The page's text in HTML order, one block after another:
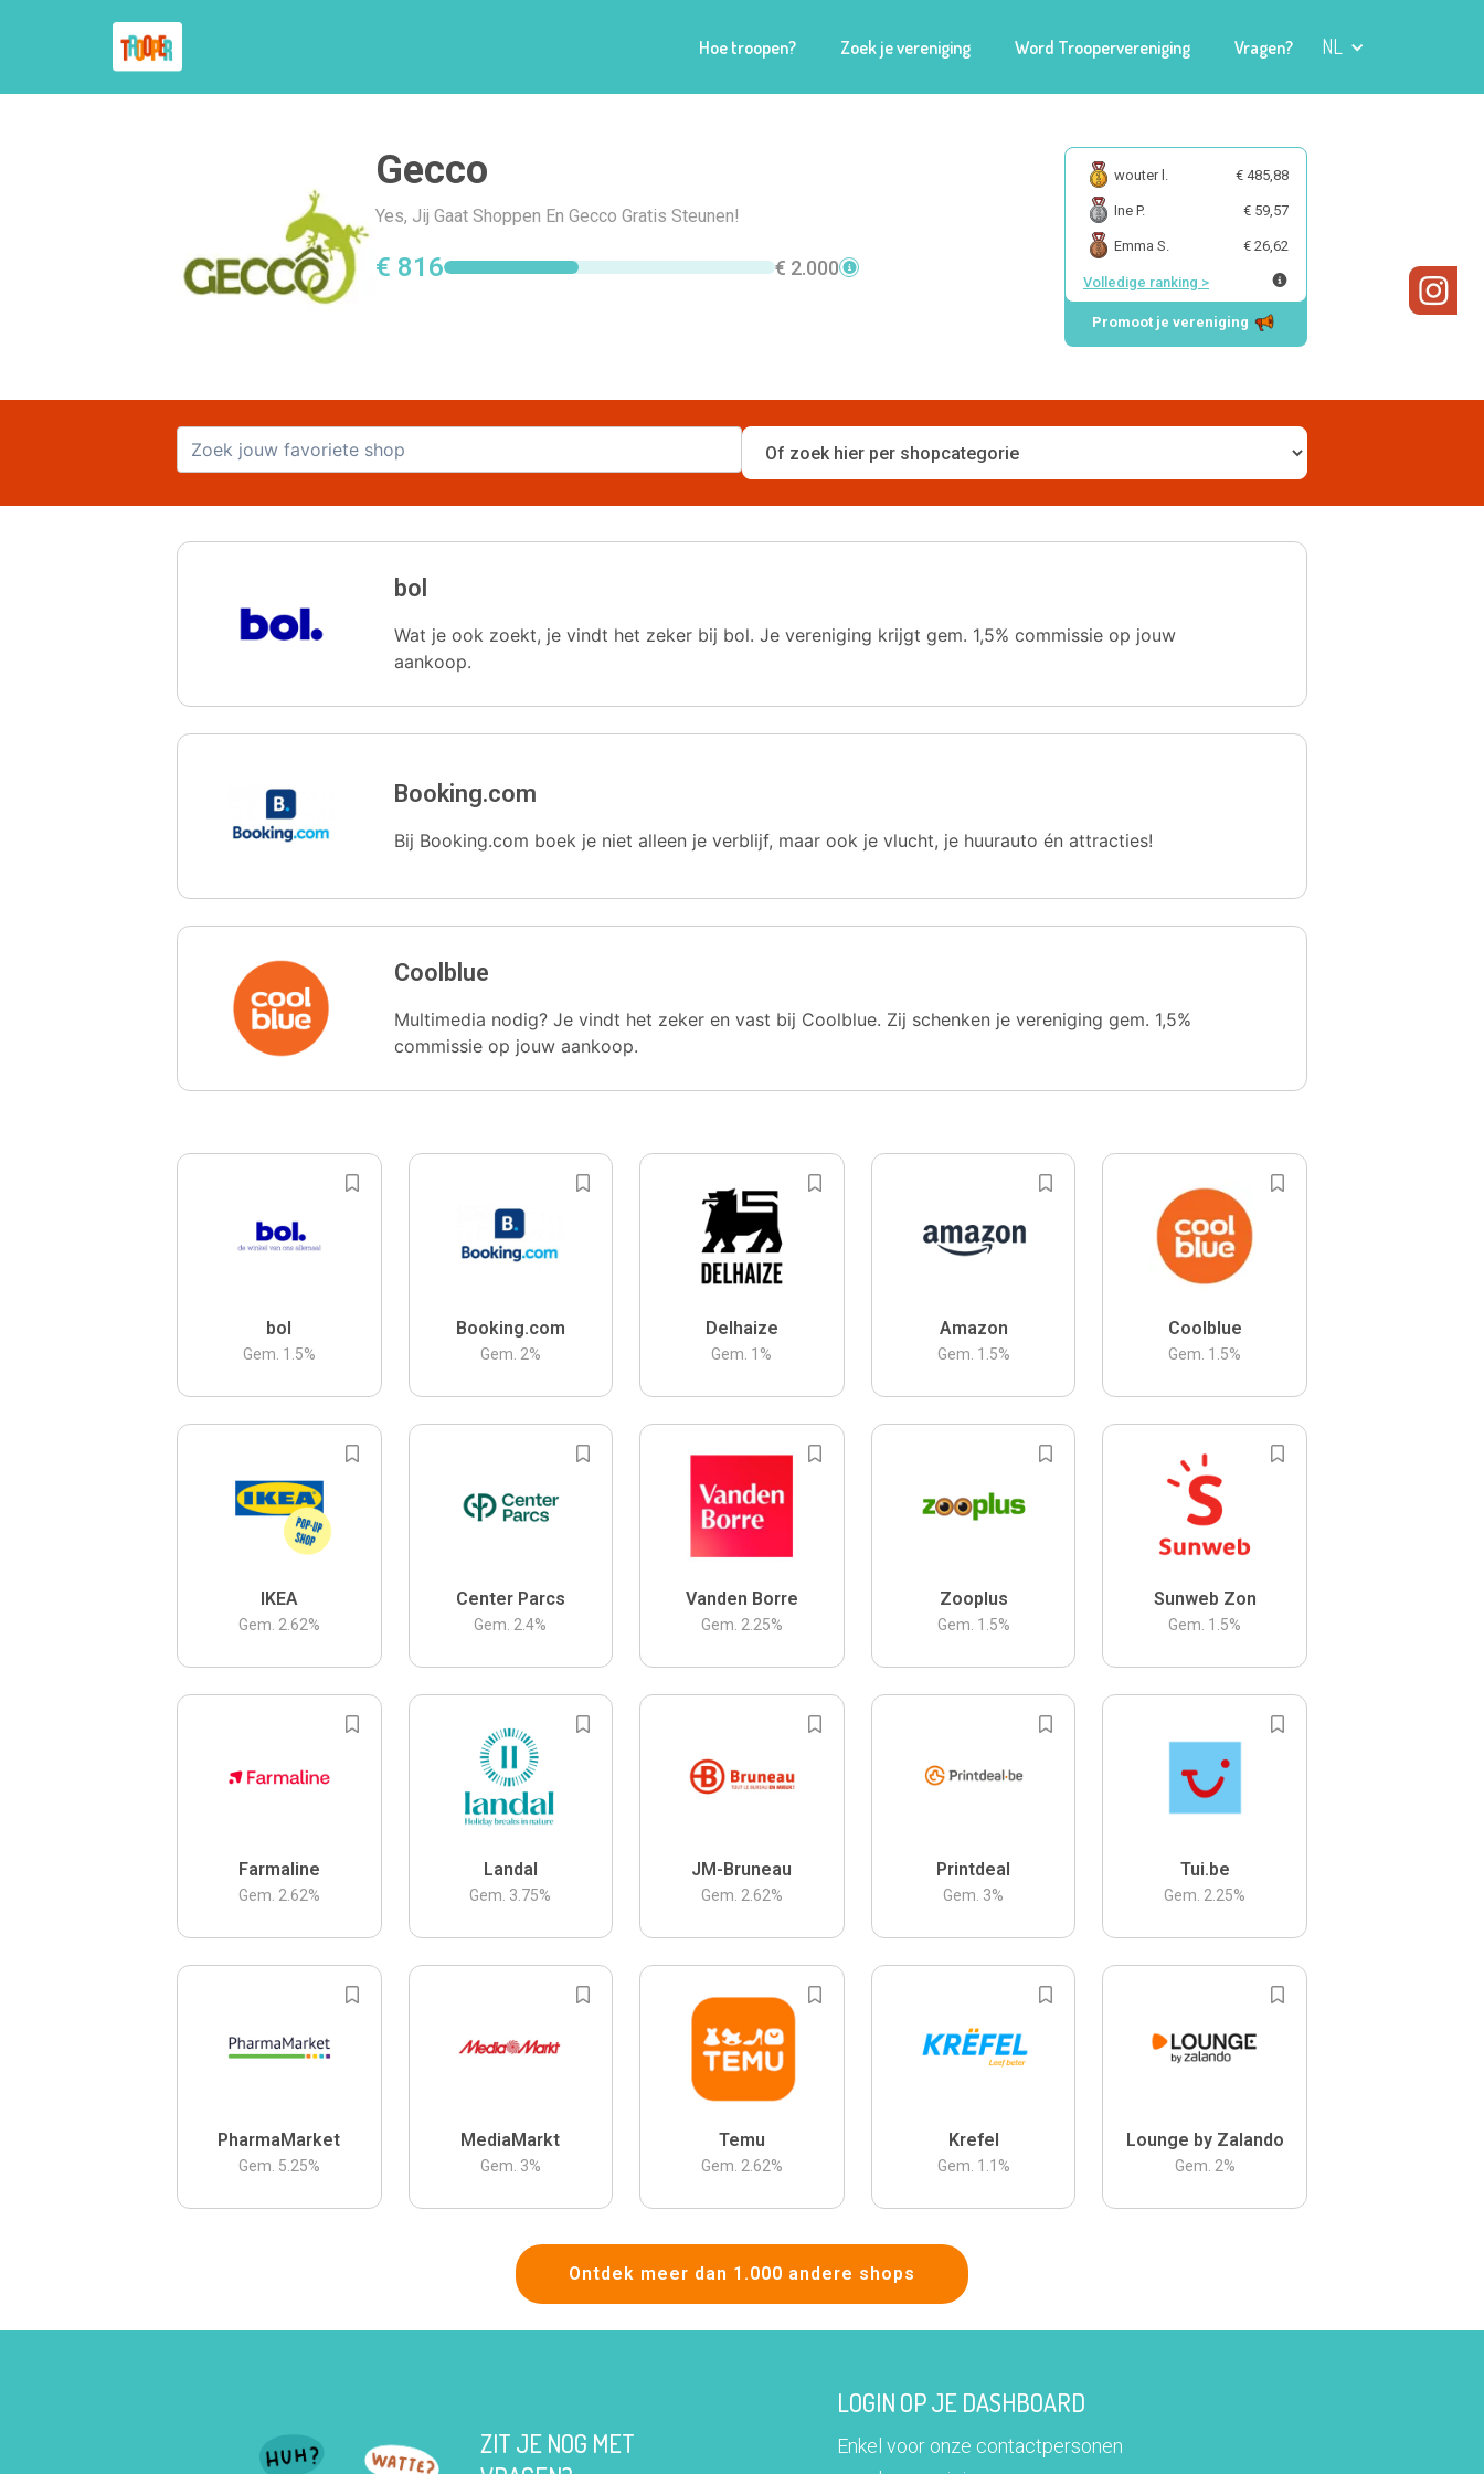
Hoe troopen? Zoek je vereniging Word Troopervereniging Vragen? NL
Gecco
Yes, Jij Gaat Shoppen En Gecco Gratis Steunen!
€ 816 € 2.000
wouter l. € 485,88
Ine P. € 59,57
Emma S. € 26,62
Volledige ranking >
Promoot je vereniging
bol
Wat je ook zoekt, je vindt het zeker bij bol. Je vereniging krijgt gem. 1,5% commissie op jouw
aankoop.
Booking.com
Bij Booking.com boek je niet alleen je verblijf, maar ook je vlucht, je huurauto én attracties!
Coolblue
Multimedia nodig? Je vindt het zeker en vast bij Coolblue. Zij schenken je vereniging gem. 1,5%
commissie op jouw aankoop.
bol
Gem. 1.5%
Booking.com
Gem. 2%
Delhaize
Gem. 1 %
Amazon
Gem. 1.5%
Coolblue
Gem. 1.5%
IKEA
Gem. 2.62%
Center Parcs
Gem. 2.4%
Vanden Borre
Gem. 2.25%
Zooplus
Gem. 1.5%
Sunweb Zon
Gem. 1.5%
Farmaline
Gem. 2.62%
Landal
Gem. 3.75%
JM-Bruneau
Gem. 2.62%
Printdeal
Gem. 3%
Tui.be
Gem. 2.25%
PharmaMarket
Gem. 5.25%
MediaMarkt
Gem. 3%
Temu
Gem. 2.62%
Krefel
Gem. 1.1 %
Lounge by Zalando
Gem. 2%
Ontdek meer dan 1.000 andere shops
ZIT JE NOG MET
LOGIN OP JE DASHBOARD
Enkel voor onze contactpersonen